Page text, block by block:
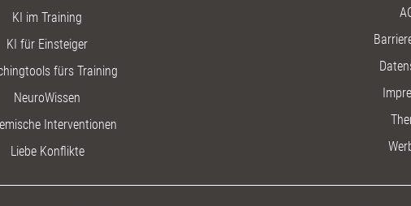
KI im Training
KI für Einsteiger
fürs Training
NeuroWissen
Interventionen
Liebe Konflikte